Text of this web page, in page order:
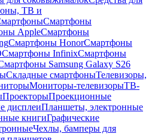
ТВ и
Смартфоны
AppleСмартфоны
Смартфоны HonorСмартфоны
Смартфоны InfinixСмартфоны
Samsung Galaxy S26
Складные смартфоныТелевизоры,
Мониторы-телевизорыТВ-
ПроекторыПроекционные
дисплеиПланшеты, электронные
книгиГрафические
Чехлы, бамперы для